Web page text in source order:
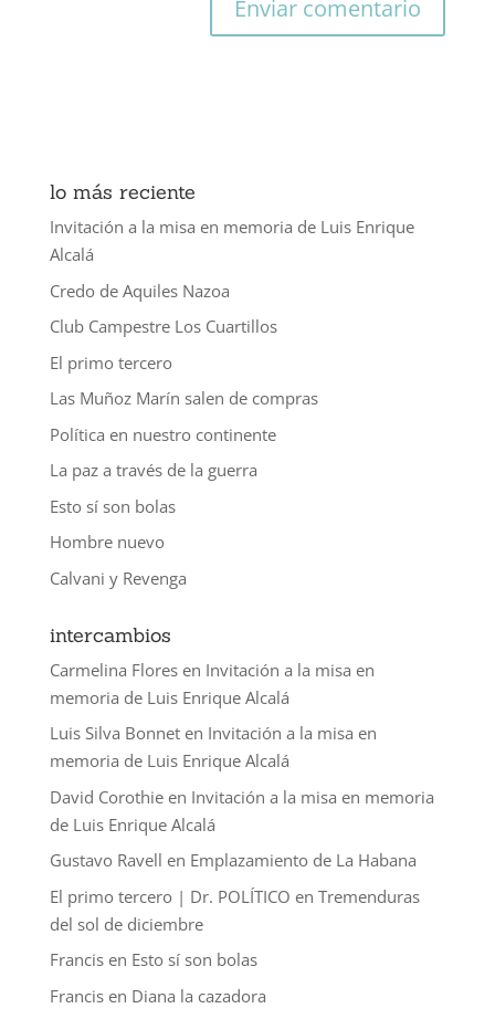
lo más reciente
Invitación a la misa en memoria de Luis Enrique
Alcalá
Credo de Aquiles Nazoa
Club Campestre Los Cuartillos
El primo tercero
Las Muñoz Marín salen de compras
Política en nuestro continente
La paz a través de la guerra
Esto sí son bolas
Hombre nuevo
Calvani y Revenga
intercambios
Carmelina Floresen Invitación a la misa en
memoria de Luis Enrique Alcalá
Luis Silva Bonneten Invitación a la misa en
memoria de Luis Enrique Alcalá
David Corothieen Invitación a la misa en memoria
de Luis Enrique Alcalá
Gustavo Ravell en Emplazamiento de La Habana
El primo tercero | Dr. POLÍTICO en Tremenduras
del sol de diciembre
Francisen Esto sí son bolas
Francisen Diana la cazadora